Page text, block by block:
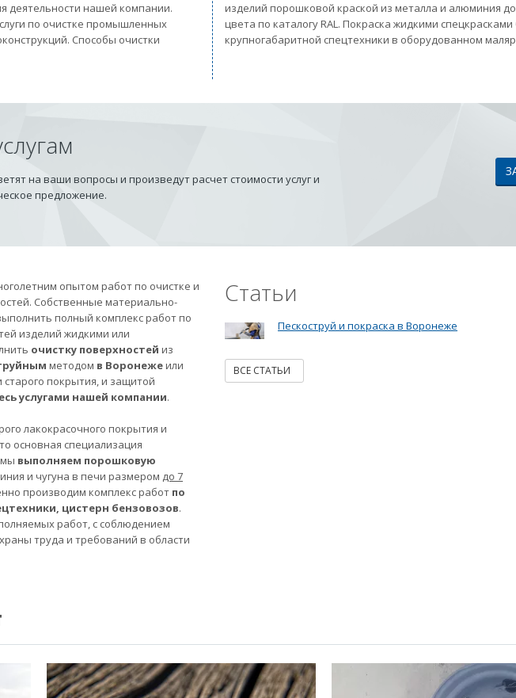
деятельности нашей компании.
по очистке промышленных
Способы очистки
изделий порошковой краской из металла и алюминия
цвета по каталогу RAL. Покраска жидкими
крупногабаритной спецтехники в оборудованном
на ваши вопросы и произведут расчет стоимости услуг и
предложение.
опытом работ по очистке и
Собственные материально-
полный комплекс работ по
изделий жидкими или
очистку поверхностей из
методом в Воронежеили
старого покрытия, и защитой
услугами нашей компании.
лакокрасочного покрытия и
основная специализация
выполняем порошковую
и чугуна в печи размером до 7
производим комплекс работ по
цистерн бензовозов.
работ, с соблюдением
труда и требований в области
Статьи
Пескоструй и покраска в Воронеже
ВСЕ СТАТЬИ